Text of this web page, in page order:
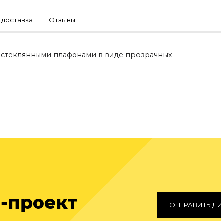
Отзывы
плафонами в виде прозрачных
проект
ОТПРАВИТЬ